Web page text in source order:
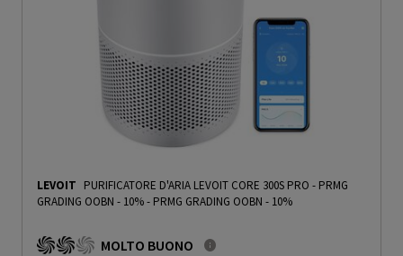
LEVOIT PURIFICATORE D'ARIA LEVOIT CORE 300S PRO - PRMG
GRADING OOBN - 10%- PRMG GRADING OOBN - 10%
MOLTO BUONO